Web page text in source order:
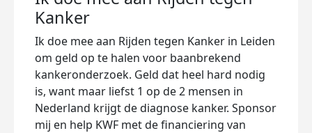
Kanker
Ik doe mee aan Rijden tegen Kanker in Leiden
om geld op te halen voor baanbrekend
kankeronderzoek. Geld dat heel hard nodig
is, want maar liefst 1 op de 2 mensen in
Nederland krijgt de diagnose kanker. Sponsor
mij en help KWF met de financiering van